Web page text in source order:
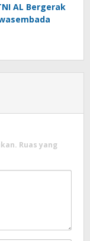
AL Bergerak
Ruas yang